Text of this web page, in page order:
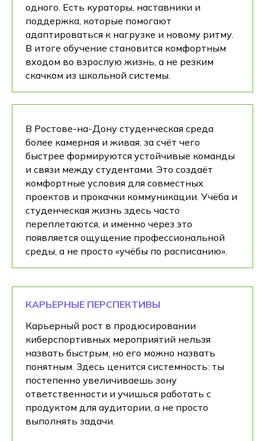
одного. Есть кураторы, наставники и
поддержка, которые помогают
адаптироваться к нагрузке и новому ритму.
В итоге обучение становится комфортным
входом во взрослую жизнь, а не резким
скачком из школьной системы.
В Ростове-на-Дону студенческая среда
более камерная и живая, за счёт чего
быстрее формируются устойчивые команды
и связи между студентами. Это создаёт
комфортные условия для совместных
проектов и прокачки коммуникации. Учёба и
студенческая жизнь здесь часто
переплетаются, и именно через это
появляется ощущение профессиональной
среды, а не просто «учёбы по расписанию».
КАРЬЕРНЫЕ ПЕРСПЕКТИВЫ
Карьерный рост в продюсировании
киберспортивных мероприятий нельзя
назвать быстрым, но его можно назвать
понятным. Здесь ценится системность: ты
постепенно увеличиваешь зону
ответственности и учишься работать с
продуктом для аудитории, а не просто
выполнять задачи.